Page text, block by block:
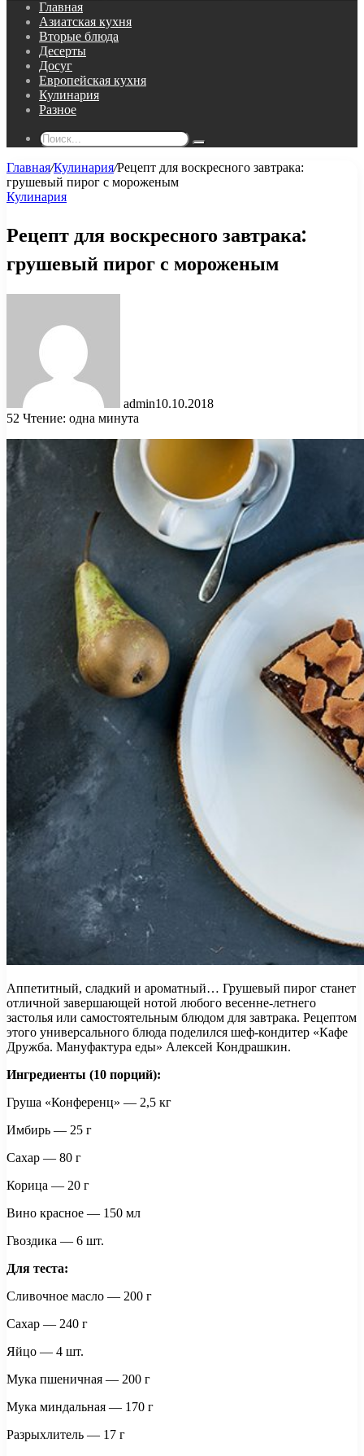
Главная
Азиатская кухня
Вторые блюда
Десерты
Досуг
Европейская кухня
Кулинария
Разное
Поиск...
Главная/Кулинария/Рецепт для воскресного завтрака:
грушевый пирог с мороженым
Кулинария
Рецепт для воскресного завтрака:
грушевый пирог с мороженым
admin10.10.2018
52 Чтение: одна минута
Аппетитный, сладкий и ароматный… Грушевый пирог станет
отличной завершающей нотой любого весенне-летнего
застолья или самостоятельным блюдом для завтрака. Рецептом
этого универсального блюда поделился шеф-кондитер «Кафе
Дружба. Мануфактура еды» Алексей Кондрашкин.
Ингредиенты (10 порций):
Груша «Конференц» — 2,5 кг
Имбирь — 25 г
Сахар — 80 г
Корица — 20 г
Вино красное — 150 мл
Гвоздика — 6 шт.
Для теста:
Сливочное масло — 200 г
Сахар — 240 г
Яйцо — 4 шт.
Мука пшеничная — 200 г
Мука миндальная — 170 г
Разрыхлитель — 17 г